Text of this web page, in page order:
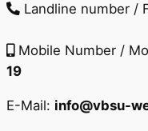
Landline number /
Mobile Number /
19
E-Mail: info@vbsu-